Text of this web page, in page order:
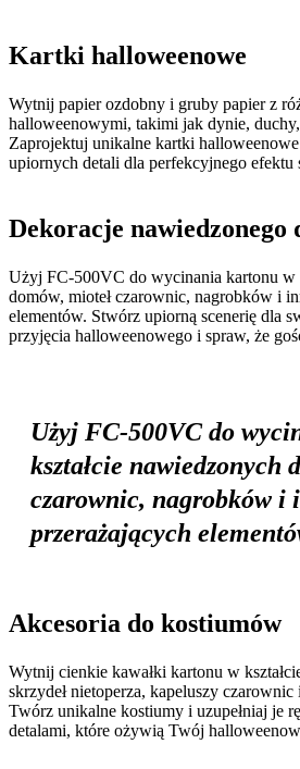
Kartki halloweenowe
Wytnij papier ozdobny i gruby papier z
halloweenowymi, takimi jak dynie,
Zaprojektuj unikalne kartki
upiornych detali dla perfekcyjnego efektu
Dekoracje nawiedzonego
Użyj FC-500VC do wycinania kartonu w
domów, mioteł czarownic, nagrobków i
elementów. Stwórz upiorną scenerię dla
przyjęcia halloweenowego i spraw, że
Użyj FC-500VC do
kształcie nawiedzonych
czarownic, nagrobków i
przerażających
Akcesoria do kostiumów
Wytnij cienkie kawałki kartonu w
skrzydeł nietoperza, kapeluszy
Twórz unikalne kostiumy i uzupełniaj je
detalami, które ożywią Twój